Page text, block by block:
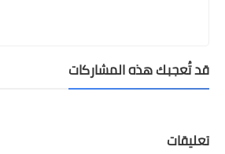
قد تُعجبك هذه المشاركات
تعليقات